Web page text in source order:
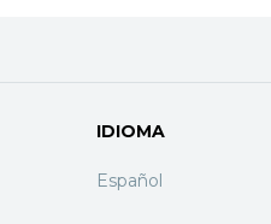
IDIOMA
Español